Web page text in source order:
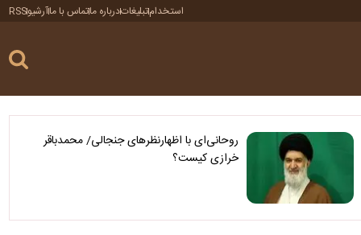
استخدامتبلیغاتدرباره ماتماس با ماآرشیوRSS
روحانی‌ای با اظهارنظرهای جنجالی/ محمدباقر
خرازی کیست؟